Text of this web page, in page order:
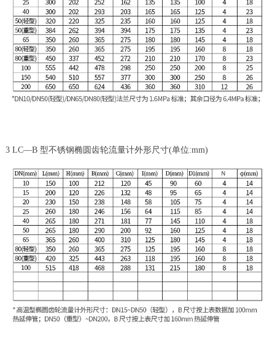
3 LC—B 型不锈钢椭圆齿轮流量计外形尺寸(单位:mm)